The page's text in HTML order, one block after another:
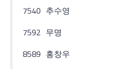
7540 추수영
7592 무명
8589 홍창우